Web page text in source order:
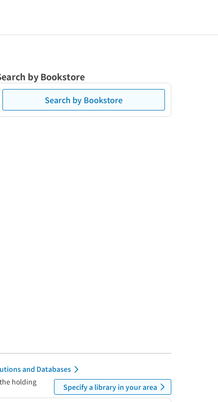
by Bookstore
Search by Bookstore
and Databases
holding
Specify a library in your area